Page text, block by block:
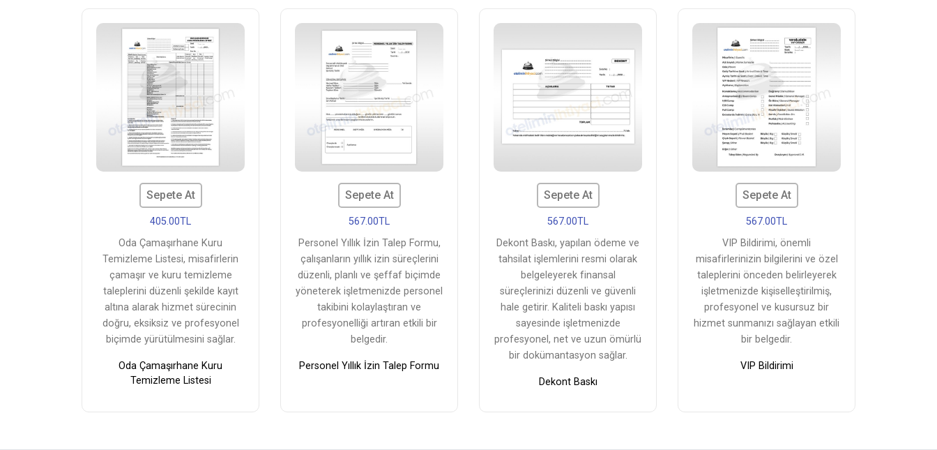
Sepete At
405.00TL
Oda Çamaşırhane Kuru
Temizleme Listesi, misafirlerin
çamaşır ve kuru temizleme
taleplerini düzenli şekilde kayıt
altına alarak hizmet sürecinin
doğru, eksiksiz ve profesyonel
biçimde yürütülmesini sağlar.
Oda Çamaşırhane Kuru
Temizleme Listesi
Sepete At
567.00TL
Personel Yıllık İzin Talep Formu,
çalışanların yıllık izin süreçlerini
düzenli, planlı ve şeffaf biçimde
yöneterek işletmenizde personel
takibini kolaylaştıran ve
profesyonelliği artıran etkili bir
belgedir.
Personel Yıllık İzin Talep Formu
Sepete At
567.00TL
Dekont Baskı, yapılan ödeme ve
tahsilat işlemlerini resmi olarak
belgeleyerek finansal
süreçlerinizi düzenli ve güvenli
hale getirir. Kaliteli baskı yapısı
sayesinde işletmenizde
profesyonel, net ve uzun ömürlü
bir dokümantasyon sağlar.
Dekont Baskı
Sepete At
567.00TL
VIP Bildirimi, önemli
misafirlerinizin bilgilerini ve özel
taleplerini önceden belirleyerek
işletmenizde kişiselleştirilmiş,
profesyonel ve kusursuz bir
hizmet sunmanızı sağlayan etkili
bir belgedir.
VIP Bildirimi